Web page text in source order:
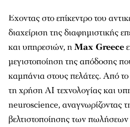
Εχοντας στο επίκεντρο του
διαχείριση της διαφημιστικής
και υπηρεσιών, ηMax Greece
μεγιστοποίηση της απόδοσης
καμπάνια στους πελάτες. Από
τη χρήση ΑΙ τεχνολογίας και
neuroscience, αναγνωρίζοντας
βελτιστοποίησης των πωλήσεων